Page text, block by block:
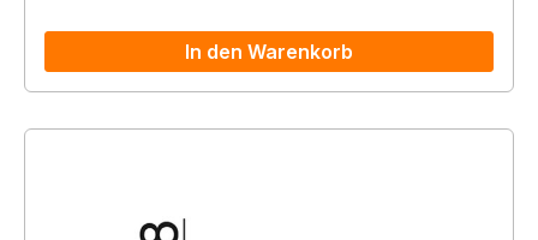
In den Warenkorb